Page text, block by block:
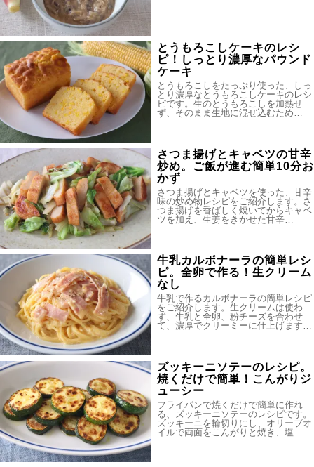
とうもろこしケーキのレシ
ピ！しっとり濃厚なパウンド
ケーキ
とうもろこしをたっぷり使った、しっ
とり濃厚なとうもろこしケーキのレシ
ピです。生のとうもろこしを加熱せ
ず、そのまま生地に混ぜ込むため…
さつま揚げとキャベツの甘辛
炒め。ご飯が進む簡単10分お
かず
さつま揚げとキャベツを使った、甘辛
味の炒め物レシピをご紹介します。さ
つま揚げを香ばしく焼いてからキャベ
ツを加え、生姜をきかせた甘辛…
牛乳カルボナーラの簡単レシ
ピ。全卵で作る！生クリーム
なし
牛乳で作るカルボナーラの簡単レシピ
をご紹介します。生クリームは使わ
ず、牛乳と全卵、粉チーズを合わせ
て、濃厚でクリーミーに仕上げます…
ズッキーニソテーのレシピ。
焼くだけで簡単！こんがりジ
ューシー
フライパンで焼くだけで簡単に作れ
る、ズッキーニソテーのレシピです。
ズッキーニを輪切りにし、オリーブオ
イルで両面をこんがりと焼き、塩…